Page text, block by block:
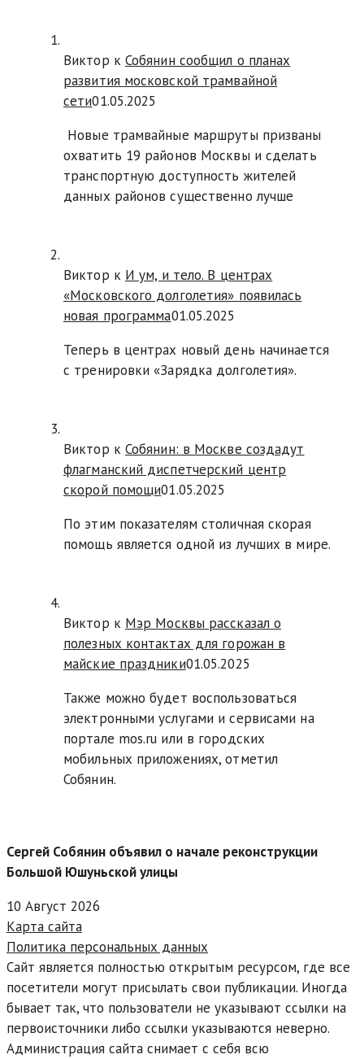
Виктор к Собянин сообщил о планах
развития московской трамвайной
сети01.05.2025
Новые трамвайные маршруты призваны
охватить 19 районов Москвы и сделать
транспортную доступность жителей
данных районов существенно лучше
Виктор к И ум, и тело. В центрах
«Московского долголетия» появилась
новая программа01.05.2025
Теперь в центрах новый день начинается
с тренировки «Зарядка долголетия».
Виктор к Собянин: в Москве создадут
флагманский диспетчерский центр
скорой помощи01.05.2025
По этим показателям столичная скорая
помощь является одной из лучших в мире.
Виктор к Мэр Москвы рассказал о
полезных контактах для горожан в
майские праздники01.05.2025
Также можно будет воспользоваться
электронными услугами и сервисами на
портале mos.ru или в городских
мобильных приложениях, отметил
Собянин.
Сергей Собянин объявил о начале реконструкции
Большой Юшуньской улицы
10 Август 2026
Карта сайта
Политика персональных данных
Сайт является полностью открытым ресурсом, где все
посетители могут присылать свои публикации. Иногда
бывает так, что пользователи не указывают ссылки на
первоисточники либо ссылки указываются неверно.
Администрация сайта снимает с себя всю